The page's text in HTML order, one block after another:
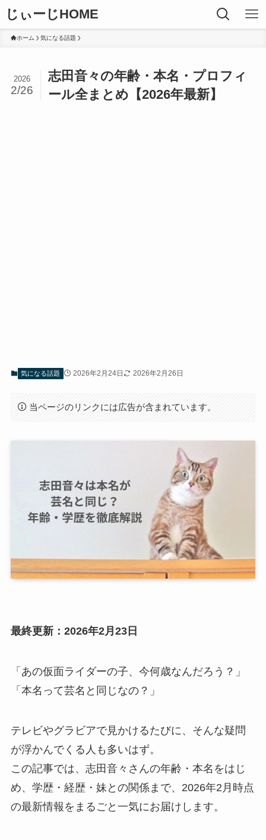
じぃーじHOME
ホーム 気になる話題
志田音々の年齢・本名・プロフィ
ール全まとめ【2026年最新】
2026
2/26
気になる話題 2026年2月24日 2026年2月26日
当ページのリンクには広告が含まれています。
最終更新：2026年2月23日
「あの仮面ライダーの子、今何歳なんだろう？」
「本名って芸名と同じなの？」
テレビやグラビアで見かけるたびに、そんな疑問
が浮かんでくる人も多いはず。
この記事では、志田音々さんの年齢・本名をはじ
め、学歴・経歴・妹との関係まで、2026年2月時点
の最新情報をまるごと一気にお届けします。